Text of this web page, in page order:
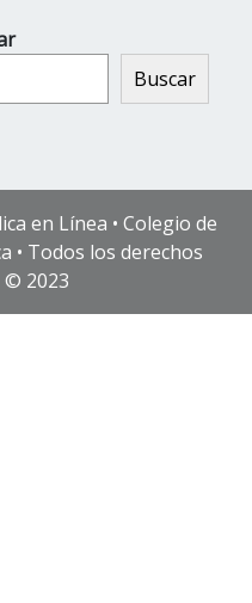
Buscar
en Línea • Colegio de
• Todos los derechos
© 2023